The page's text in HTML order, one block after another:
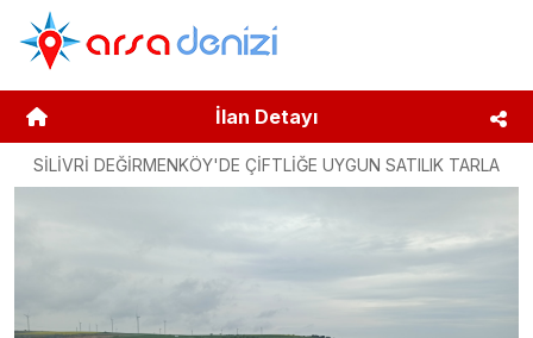
İlan Detayı
SİLİVRİ DEĞİRMENKÖY'DE ÇİFTLİĞE UYGUN SATILIK TARLA